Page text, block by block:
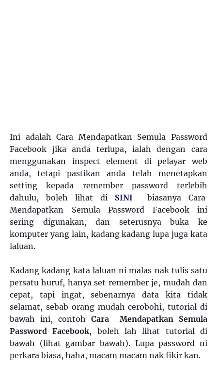
Ini adalah Cara Mendapatkan Semula Password
Facebook jika anda terlupa, ialah dengan cara
menggunakan inspect element di pelayar web
anda, tetapi pastikan anda telah menetapkan
setting kepada remember password terlebih
dahulu, boleh lihat di SINI biasanya Cara
Mendapatkan Semula Password Facebook ini
sering digunakan, dan seterusnya buka ke
komputer yang lain, kadang kadang lupa juga kata
laluan.
Kadang kadang kata laluan ni malas nak tulis satu
persatu huruf, hanya set remember je, mudah dan
cepat, tapi ingat, sebenarnya data kita tidak
selamat, sebab orang mudah cerobohi, tutorial di
bawah ini, contoh Cara Mendapatkan Semula
Password Facebook, boleh lah lihat tutorial di
bawah (lihat gambar bawah). Lupa password ni
perkara biasa, haha, macam macam nak fikir kan.